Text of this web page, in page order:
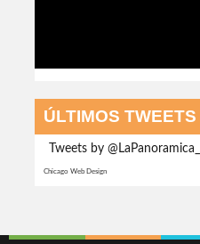
ÚLTIMOS TWEETS
Tweets by @LaPanoramica__
Chicago Web Design